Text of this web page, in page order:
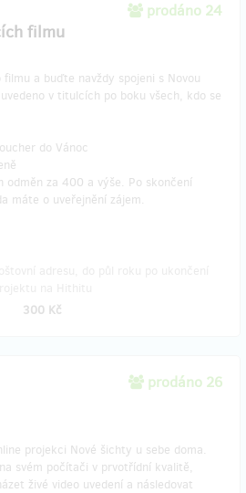
prodáno 24
filmu
a buďte navždy spojeni s Novou
v titulcích po boku všech, kdo se
do Vánoc
odměn za 400 a výše. Po skončení
máte o uveřejnění zájem.
300 Kč
prodáno 26
projekci Nové šichty u sebe doma.
svém počítači v prvotřídní kvalitě,
živé video uvedení a následovat